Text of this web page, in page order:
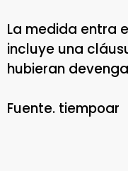
La medida entra
incluye una
hubieran
Fuente. tiempoar